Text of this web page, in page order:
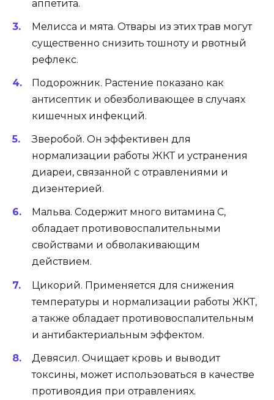
аппетита.
Мелисса и мята. Отвары из этих трав могут
существенно снизить тошноту и рвотный
рефлекс.
Подорожник. Растение показано как
антисептик и обезболивающее в случаях
кишечных инфекций.
Зверобой. Он эффективен для
нормализации работы ЖКТ и устранения
диареи, связанной с отравлениями и
дизентерией.
Мальва. Содержит много витамина С,
обладает противовоспалительными
свойствами и обволакивающим
действием.
Цикорий. Применяется для снижения
температуры и нормализации работы ЖКТ,
а также обладает противовоспалительным
и антибактериальным эффектом.
Девясил. Очищает кровь и выводит
токсины, может использоваться в качестве
противоядия при отравлениях.